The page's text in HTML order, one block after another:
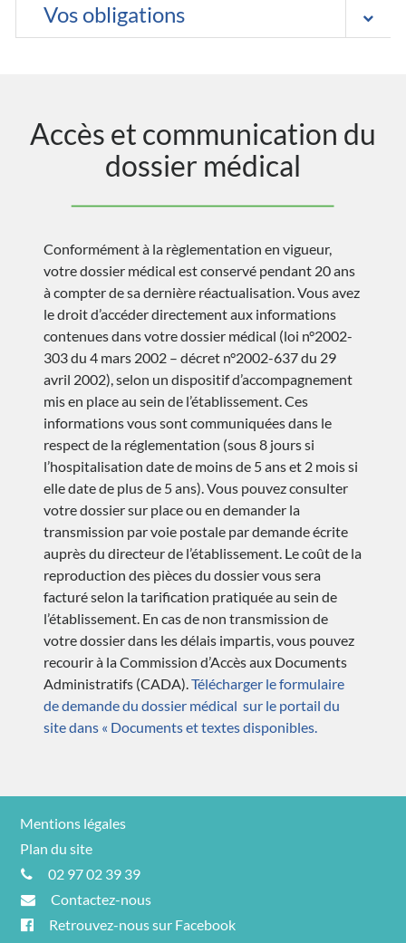
Vos obligations
Accès et communication du
dossier médical
Conformément à la règlementation en vigueur,
votre dossier médical est conservé pendant 20 ans
à compter de sa dernière réactualisation. Vous avez
le droit d’accéder directement aux informations
contenues dans votre dossier médical (loi n°2002-
303 du 4 mars 2002 – décret n°2002-637 du 29
avril 2002), selon un dispositif d’accompagnement
mis en place au sein de l’établissement. Ces
informations vous sont communiquées dans le
respect de la réglementation (sous 8 jours si
l’hospitalisation date de moins de 5 ans et 2 mois si
elle date de plus de 5 ans). Vous pouvez consulter
votre dossier sur place ou en demander la
transmission par voie postale par demande écrite
auprès du directeur de l’établissement. Le coût de la
reproduction des pièces du dossier vous sera
facturé selon la tarification pratiquée au sein de
l’établissement. En cas de non transmission de
votre dossier dans les délais impartis, vous pouvez
recourir à la Commission d’Accès aux Documents
Administratifs (CADA).Télécharger le formulaire
de demande du dossier médical sur le portail du
site dans « Documents et textes disponibles.
Mentions légales
Plan du site
02 97 02 39 39
Contactez-nous
Retrouvez-nous sur Facebook